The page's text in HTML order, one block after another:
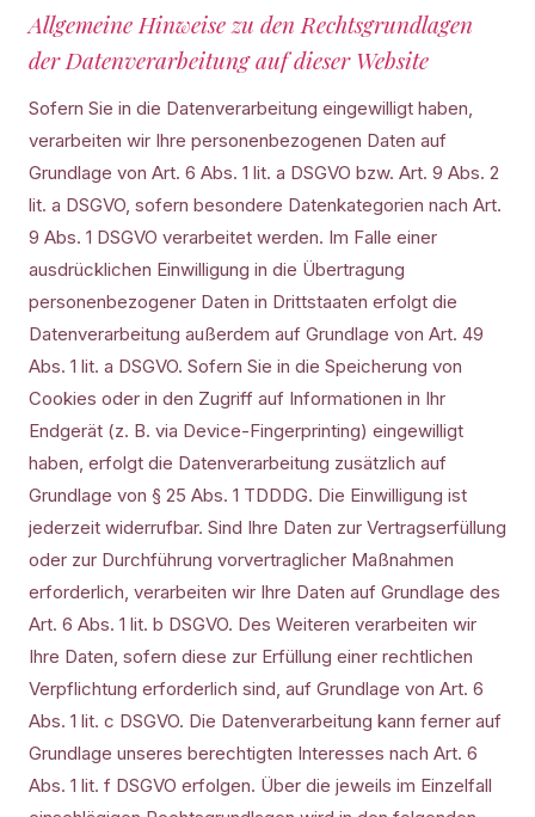
Allgemeine Hinweise zu den Rechtsgrundlagen
der Datenverarbeitung auf dieser Website
Sofern Sie in die Datenverarbeitung eingewilligt haben,
verarbeiten wir Ihre personenbezogenen Daten auf
Grundlage von Art. 6 Abs. 1 lit. a DSGVO bzw. Art. 9 Abs. 2
lit. a DSGVO, sofern besondere Datenkategorien nach Art.
9 Abs. 1 DSGVO verarbeitet werden. Im Falle einer
ausdrücklichen Einwilligung in die Übertragung
personenbezogener Daten in Drittstaaten erfolgt die
Datenverarbeitung außerdem auf Grundlage von Art. 49
Abs. 1 lit. a DSGVO. Sofern Sie in die Speicherung von
Cookies oder in den Zugriff auf Informationen in Ihr
Endgerät (z. B. via Device-Fingerprinting) eingewilligt
haben, erfolgt die Datenverarbeitung zusätzlich auf
Grundlage von § 25 Abs. 1 TDDDG. Die Einwilligung ist
jederzeit widerrufbar. Sind Ihre Daten zur Vertragserfüllung
oder zur Durchführung vorvertraglicher Maßnahmen
erforderlich, verarbeiten wir Ihre Daten auf Grundlage des
Art. 6 Abs. 1 lit. b DSGVO. Des Weiteren verarbeiten wir
Ihre Daten, sofern diese zur Erfüllung einer rechtlichen
Verpflichtung erforderlich sind, auf Grundlage von Art. 6
Abs. 1 lit. c DSGVO. Die Datenverarbeitung kann ferner auf
Grundlage unseres berechtigten Interesses nach Art. 6
Abs. 1 lit. f DSGVO erfolgen. Über die jeweils im Einzelfall